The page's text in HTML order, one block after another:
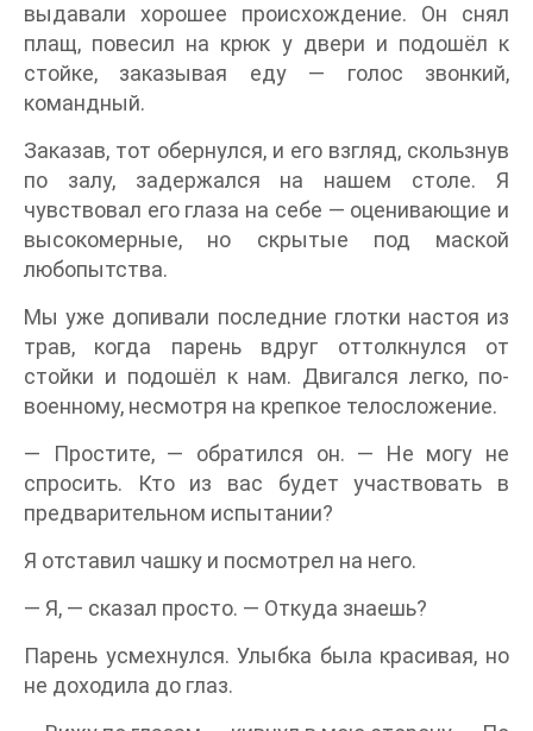
выдавали хорошее происхождение. Он снял
плащ, повесил на крюк у двери и подошёл к
стойке, заказывая еду — голос звонкий,
командный.
Заказав, тот обернулся, и его взгляд, скользнув
по залу, задержался на нашем столе. Я
чувствовал его глаза на себе — оценивающие и
высокомерные, но скрытые под маской
любопытства.
Мы уже допивали последние глотки настоя из
трав, когда парень вдруг оттолкнулся от
стойки и подошёл к нам. Двигался легко, по-
военному, несмотря на крепкое телосложение.
— Простите, — обратился он. — Не могу не
спросить. Кто из вас будет участвовать в
предварительном испытании?
Я отставил чашку и посмотрел на него.
— Я, — сказал просто. — Откуда знаешь?
Парень усмехнулся. Улыбка была красивая, но
не доходила до глаз.